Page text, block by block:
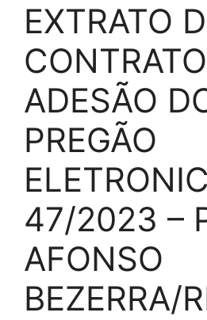
EXTRATO
ADESÃO
PREGÃO
47/2023 –
AFONSO
BEZERRA/